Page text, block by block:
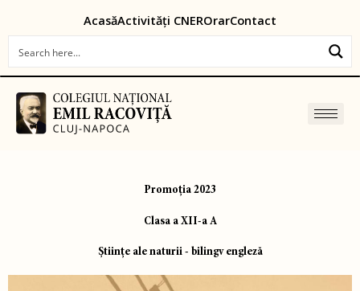
content
AcasăActivități CNEROrarContact
Promoția 2023
Clasa a XII-a A
Ştiinţe ale naturii - bilingv engleză